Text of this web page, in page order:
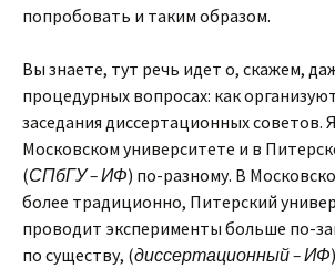
попробовать и таким образом.
Вы знаете, тут речь идет о, скажем,
процедурных вопросах: как
заседания диссертационных советов.
Московском университете и в
(СПбГУ – ИФ) по-разному. В
более традиционно, Питерский
проводит эксперименты больше по-
по существу, (диссертационный – ИФ